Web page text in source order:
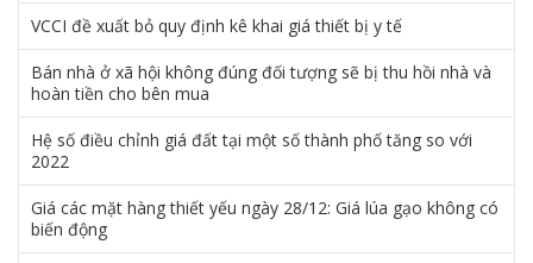
VCCI đề xuất bỏ quy định kê khai giá thiết bị y tế
Bán nhà ở xã hội không đúng đối tượng sẽ bị thu hồi nhà và
hoàn tiền cho bên mua
Hệ số điều chỉnh giá đất tại một số thành phố tăng so với
2022
Giá các mặt hàng thiết yếu ngày 28/12: Giá lúa gạo không có
biến động